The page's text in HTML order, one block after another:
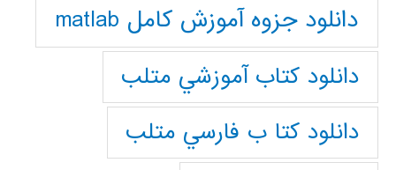
دانلود جزوه آموزش کامل matlab
دانلود كتاب آموزشي متلب
دانلود كتا ب فارسي متلب